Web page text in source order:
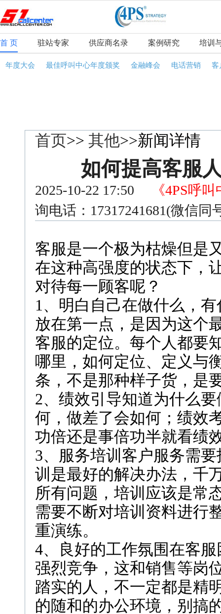
首 页 驻站专家 供应商名录 案例研究 培训
年度大会 最佳呼叫中心年度颁奖 金融峰会 电话营销 客
首页>> 其他>>新闻详情
如何提高客服
2025-10-22 17:50
《4PS呼
询电话：17317241681(微信
客服是一个极为枯燥但是
在这种高强度的状态下，
对待每一顾客呢？
1、明白自己在做什么，
放在第一点，是因为这个
客服的定位。每个人都要
哪里，如何定位、定义与
条，不是那种样子货，是
2、绩效引导知道为什么
何，做差了会如何；绩效
功倍还是事倍功半就看绩
3、服务培训客户服务需
训是最好的解决办法，千
所有问题，培训应该是常
需要不断对培训资料进行
重演练。
4、良好的工作氛围在客
强烈竞争，这和销售等岗
踏实的人，不一定都是精
的随和的办公环境，别搞